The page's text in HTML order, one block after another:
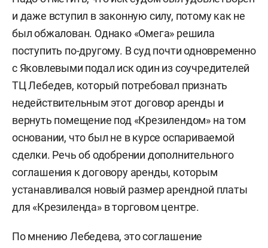
и даже вступил в законную силу, потому как не
был обжалован. Однако «Омега» решила
поступить по-другому. В суд почти одновременно
с Яковлевыми подал иск один из соучредителей
ТЦ Лебедев, который потребовал признать
недействительным этот договор аренды и
вернуть помещение под «Крезилендом» на том
основании, что был не в курсе оспариваемой
сделки. Речь об одобрении дополнительного
соглашения к договору аренды, которым
устанавливался новый размер арендной платы
для «Крезиленда» в торговом центре.
По мнению Лебедева, это соглашение